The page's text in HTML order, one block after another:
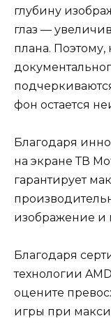
глубину
глаз —
плана.
фон остается
Благодаря
на экране ТВ
гарантирует
изображение и
Благодаря
технологии
оцените
игры при